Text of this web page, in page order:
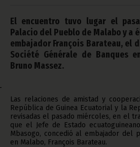
El encuentro tuvo lugar el
Palacio del Pueblo de Malabo y a
embajador François Barateau, el
Société Générale de Banques
Bruno Massez.
Las relaciones de amistad y
República de Guinea Ecuatorial y la
revisadas el pasado miércoles, en el
que el Jefe de Estado
Mbasogo, concedió al embajador del
en Malabo, François Barateau.